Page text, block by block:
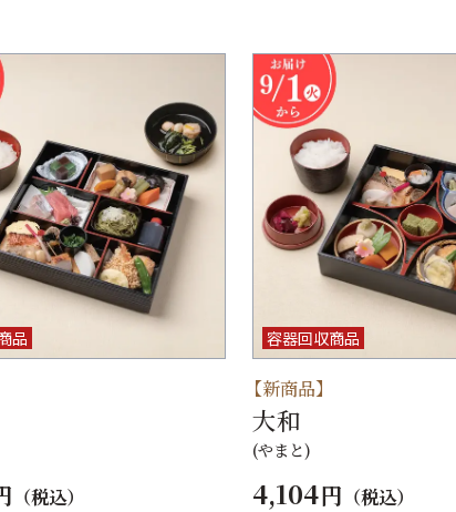
品
（税込）
容器回収商品
【新商品】
大和
(やまと)
4,104円 （税込）